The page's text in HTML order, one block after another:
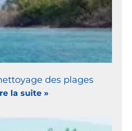
des plages
la suite »